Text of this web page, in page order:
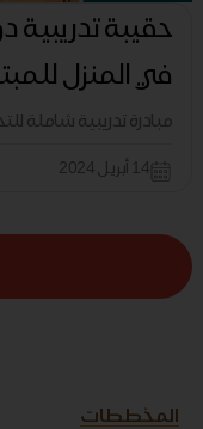
حقيبة تدريبية
في المنزل
مبادرة تدريبية شاملة
14 أبريل 2024
المخططات